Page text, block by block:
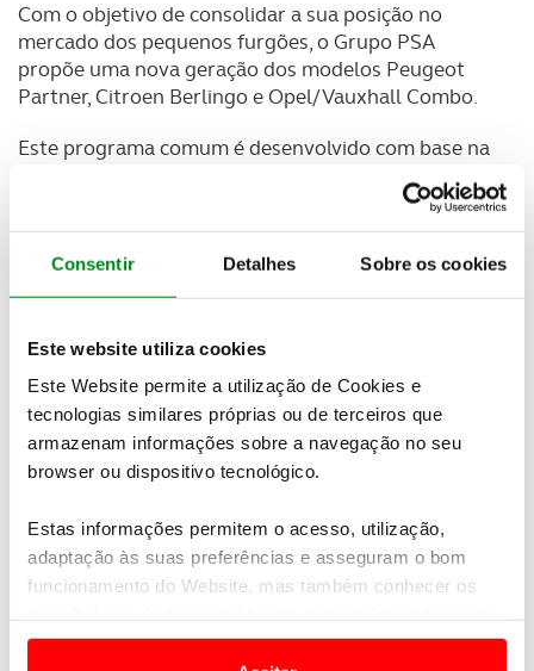
Consentir Detalhes Sobre os cookies
Este website utiliza cookies
Este Website permite a utilização de Cookies e
tecnologias similares próprias ou de terceiros que
armazenam informações sobre a navegação no seu
browser ou dispositivo tecnológico.
Estas informações permitem o acesso, utilização,
adaptação às suas preferências e asseguram o bom
funcionamento do Website, mas também conhecer os
e anúncios de modo a promover produtos e/ou serviços.
Com o objetivo de consolidar a sua posição no
mercado dos pequenos furgões, o Grupo PSA
propõe uma nova geração dos modelos Peugeot
Partner, Citroen Berlingo e Opel/Vauxhall Combo.
Este programa comum é desenvolvido com base na
pela primeira vez, o
. Esta nova
geração de modelos será produzida nas unidades
fabris de Mangualde (Portugal) e Vigo (Espanha).